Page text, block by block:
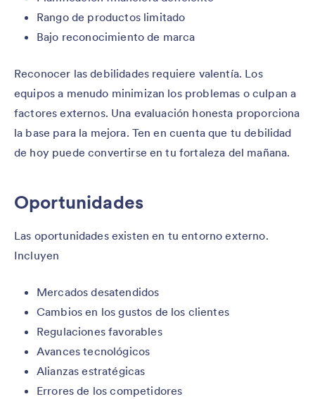
Rango de productos limitado
Bajo reconocimiento de marca
Reconocer las debilidades requiere valentía. Los
equipos a menudo minimizan los problemas o culpan a
factores externos. Una evaluación honesta proporciona
la base para la mejora. Ten en cuenta que tu debilidad
de hoy puede convertirse en tu fortaleza del mañana.
Oportunidades
Las oportunidades existen en tu entorno externo.
Incluyen
Mercados desatendidos
Cambios en los gustos de los clientes
Regulaciones favorables
Avances tecnológicos
Alianzas estratégicas
Errores de los competidores